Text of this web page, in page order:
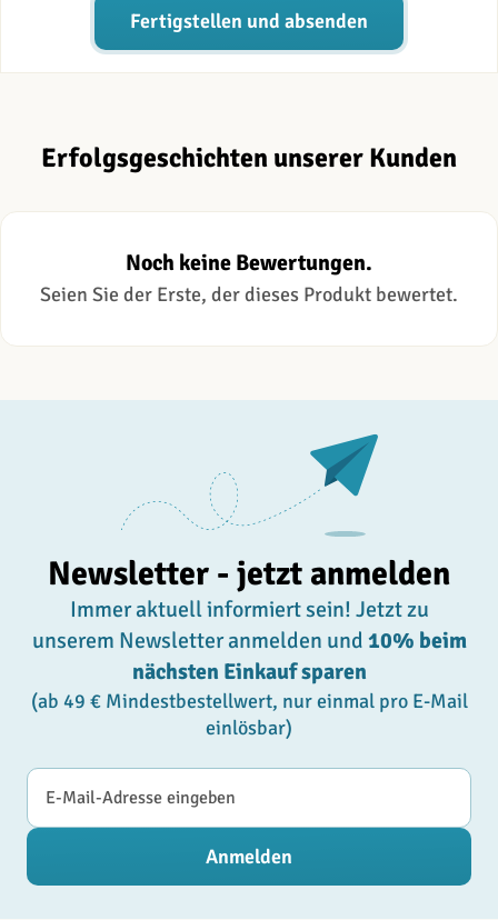
Fertigstellen und absenden
Erfolgsgeschichten unserer Kunden
Noch keine Bewertungen.
Seien Sie der Erste, der dieses Produkt bewertet.
Newsletter - jetzt anmelden
Immer aktuell informiert sein! Jetzt zu
unserem Newsletter anmelden und 10% beim
nächsten Einkauf sparen
(ab 49 € Mindestbestellwert, nur einmal pro E-Mail
einlösbar)
E-Mail-Adresse
Anmelden